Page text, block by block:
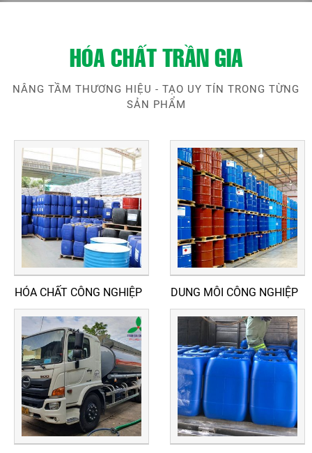
HÓA CHẤT TRẦN GIA
NÂNG TẦM THƯƠNG HIỆU - TẠO UY TÍN TRONG TỪNG
SẢN PHẨM
HÓA CHẤT CÔNG NGHIỆP DUNG MÔI CÔNG NGHIỆP